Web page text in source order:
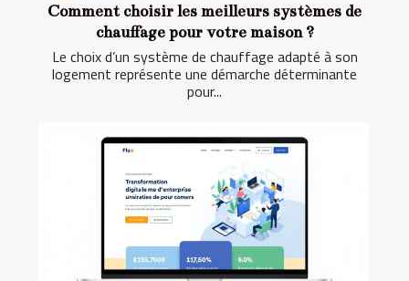
Comment choisir les meilleurs systèmes de
chauffage pour votre maison ?
Le choix d’un système de chauffage adapté à son
logement représente une démarche déterminante
pour...